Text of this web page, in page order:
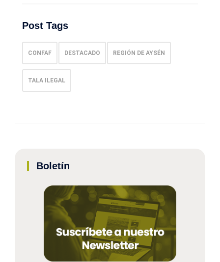
Post Tags
CONFAF DESTACADO REGIÓN DE AYSÉN
TALA ILEGAL
Boletín